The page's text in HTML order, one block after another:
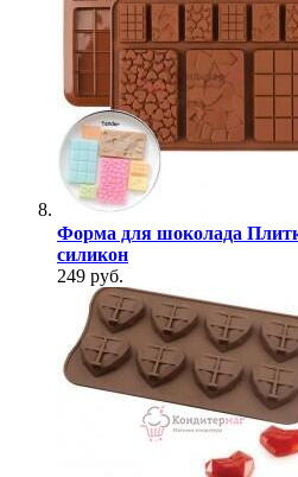
Форма для шоколада
силикон
249 руб.